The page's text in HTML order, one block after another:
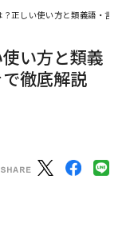
？正しい使い方と類義語・言
い方と類義
徹底解説